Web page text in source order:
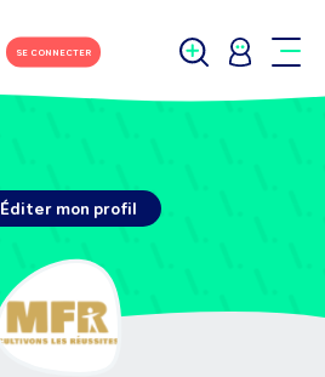
SE CONNECTER
Éditer mon profil